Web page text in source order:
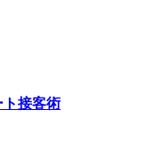
接客術